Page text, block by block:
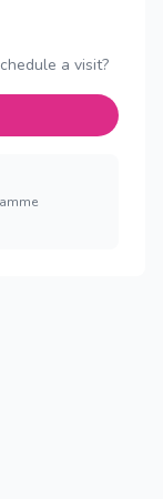
a visit?